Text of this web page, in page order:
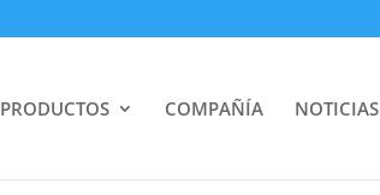
PRODUCTOS COMPAÑÍA NOTICIAS